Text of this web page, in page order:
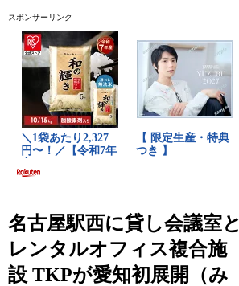
スポンサーリンク
名古屋駅西に貸し会議室と
レンタルオフィス複合施
設 TKPが愛知初展開（み